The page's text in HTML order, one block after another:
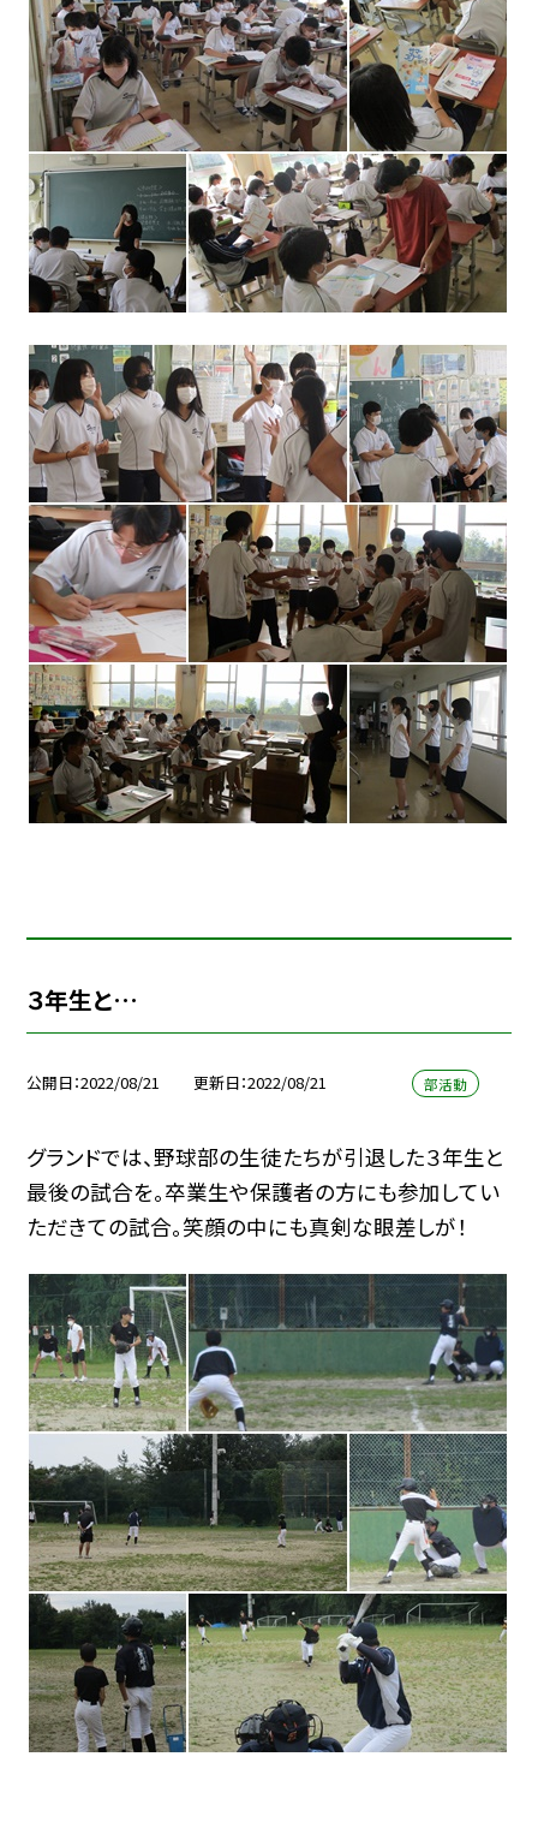
３年生と…
公開日 2022/08/21 更新日 2022/08/21 部活動
グランドでは、野球部の生徒たちが引退した３年生と
最後の試合を。卒業生や保護者の方にも参加してい
ただきての試合。笑顔の中にも真剣な眼差しが！